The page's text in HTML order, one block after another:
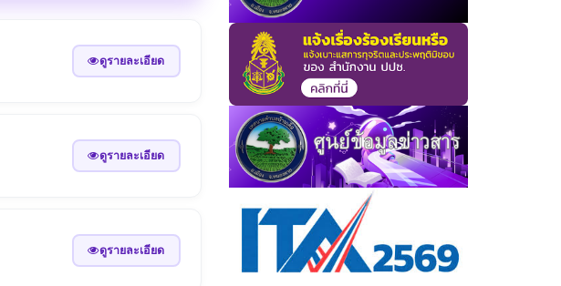
ดูรายละเอียด
ดูรายละเอียด
ดูรายละเอียด